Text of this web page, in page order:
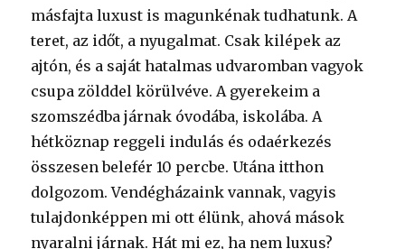
másfajta luxust is magunkénak tudhatunk. A
teret, az időt, a nyugalmat. Csak kilépek az
ajtón, és a saját hatalmas udvaromban vagyok
csupa zölddel körülvéve. A gyerekeim a
szomszédba járnak óvodába, iskolába. A
hétköznap reggeli indulás és odaérkezés
összesen belefér 10 percbe. Utána itthon
dolgozom. Vendégházaink vannak, vagyis
tulajdonképpen mi ott élünk, ahová mások
nyaralni járnak. Hát mi ez, ha nem luxus?